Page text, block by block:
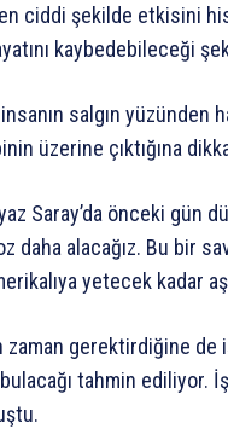
ciddi şekilde etkisini
kaybedebileceği
salgın yüzünden
üzerine çıktığına
Saray’da önceki gün
daha alacağız. Bu bir
yetecek kadar
zaman gerektirdiğine
tahmin ediliyor.